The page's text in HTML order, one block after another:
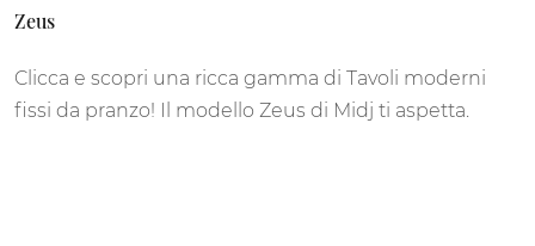
Zeus
Clicca e scopri una ricca gamma di Tavoli moderni
fissi da pranzo! Il modello Zeus di Midj ti aspetta.